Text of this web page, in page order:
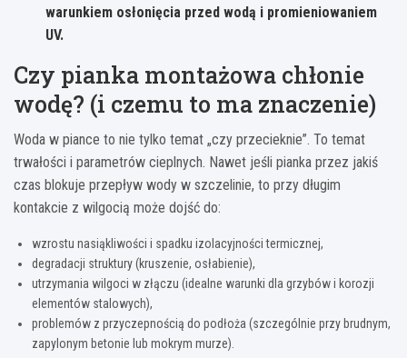
warunkiem osłonięcia przed wodą i promieniowaniem
UV.
Czy pianka montażowa chłonie
wodę? (i czemu to ma znaczenie)
Woda w piance to nie tylko temat „czy przecieknie”. To temat
trwałości i parametrów cieplnych. Nawet jeśli pianka przez jakiś
czas blokuje przepływ wody w szczelinie, to przy długim
kontakcie z wilgocią może dojść do:
wzrostu nasiąkliwości i spadku izolacyjności termicznej,
degradacji struktury (kruszenie, osłabienie),
utrzymania wilgoci w złączu (idealne warunki dla grzybów i korozji
elementów stalowych),
problemów z przyczepnością do podłoża (szczególnie przy brudnym,
zapylonym betonie lub mokrym murze).